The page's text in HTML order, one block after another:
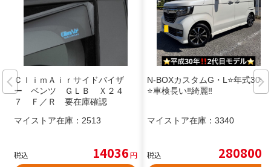
ＣｌｉｍＡｉｒサイドバイザ
ー ベンツ ＧＬＢ Ｘ２４
７ Ｆ／Ｒ 要在庫確認
マイストア在庫： 2513
税込 14036円
N-BOXカスタムG・L⭐️年式30年
⭐️車検長い‼️綺麗‼️
マイストア在庫： 3340
税込 280800